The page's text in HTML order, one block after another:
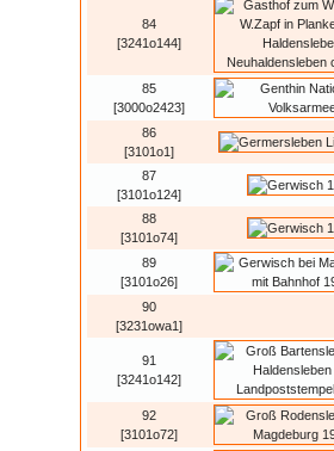
84
[3241o144]
85
[3000o2423]
86
[3101o1]
87
[3101o124]
88
[3101o74]
89
[3101o26]
90
[3231owa1]
91
[3241o142]
92
[3101o72]